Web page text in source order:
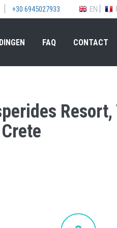
+30 6945027933 EN
FAQ CONTACT
Resort,